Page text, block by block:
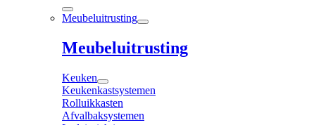
Meubeluitrusting
Meubeluitrusting
Keuken
Keukenkastsystemen
Rolluikkasten
Afvalbaksystemen